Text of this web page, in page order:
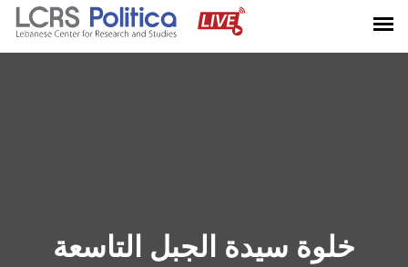
خلوة سيدة الجبل التاسعة